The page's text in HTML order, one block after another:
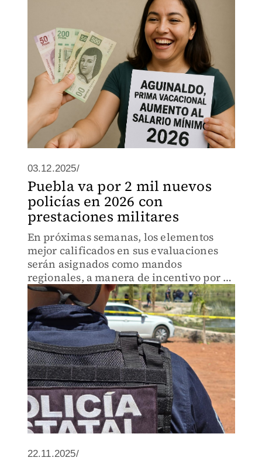
03.12.2025/
Puebla va por 2 mil nuevos
policías en 2026 con
prestaciones militares
En próximas semanas, los elementos
mejor calificados en sus evaluaciones
serán asignados como mandos
regionales, a manera de incentivo por su
trabajo.
22.11.2025/